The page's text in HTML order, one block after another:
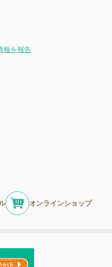
報を報告
オンラインショップ